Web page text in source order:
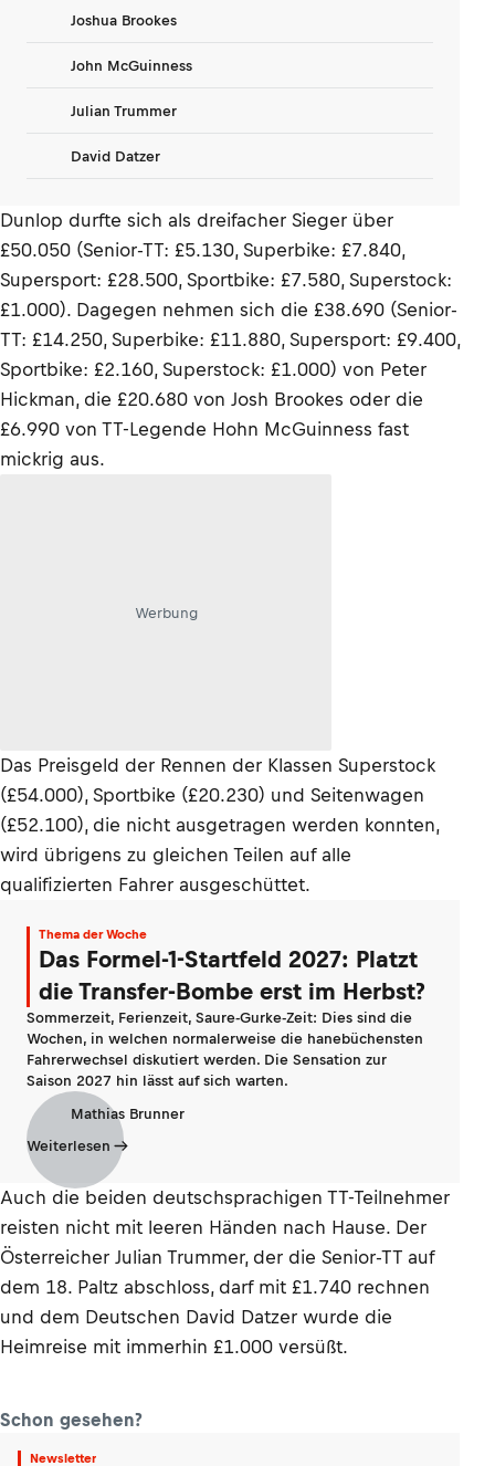
Joshua Brookes
John McGuinness
Julian Trummer
David Datzer
Dunlop durfte sich als dreifacher Sieger über
£50.050 (Senior-TT: £5.130, Superbike: £7.840,
Supersport: £28.500, Sportbike: £7.580, Superstock:
£1.000). Dagegen nehmen sich die £38.690 (Senior-
TT: £14.250, Superbike: £11.880, Supersport: £9.400,
Sportbike: £2.160, Superstock: £1.000) von Peter
Hickman, die £20.680 von Josh Brookes oder die
£6.990 von TT-Legende Hohn McGuinness fast
mickrig aus.
Werbung
Das Preisgeld der Rennen der Klassen Superstock
(£54.000), Sportbike (£20.230) und Seitenwagen
(£52.100), die nicht ausgetragen werden konnten,
wird übrigens zu gleichen Teilen auf alle
qualifizierten Fahrer ausgeschüttet.
Thema der Woche
Das Formel-1-Startfeld 2027: Platzt
die Transfer-Bombe erst im Herbst?
Sommerzeit, Ferienzeit, Saure-Gurke-Zeit: Dies sind die
Wochen, in welchen normalerweise die hanebüchensten
Fahrerwechsel diskutiert werden. Die Sensation zur
Saison 2027 hin lässt auf sich warten.
Mathias Brunner
Weiterlesen
Auch die beiden deutschsprachigen TT-Teilnehmer
reisten nicht mit leeren Händen nach Hause. Der
Österreicher Julian Trummer, der die Senior-TT auf
dem 18. Paltz abschloss, darf mit £1.740 rechnen
und dem Deutschen David Datzer wurde die
Heimreise mit immerhin £1.000 versüßt.
Schon gesehen?
Newsletter